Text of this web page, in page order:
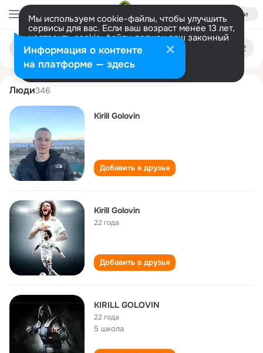
Войти
Мы используем cookie-файлы, чтобы улучшить
сервисы для вас. Если ваш возраст менее 13 лет,
настроить cookie-файлы должен ваш законный
представитель. Больше информации
Разрешить все Настроить
Поиск
людям
kirill golovin
Люди346
Kirill Golovin
Добавить в друзья
Kirill Golovin
22 года
Добавить в друзья
KIRILL GOLOVIN
22 года
5 школа
Информация о контенте
на платформе — здесь